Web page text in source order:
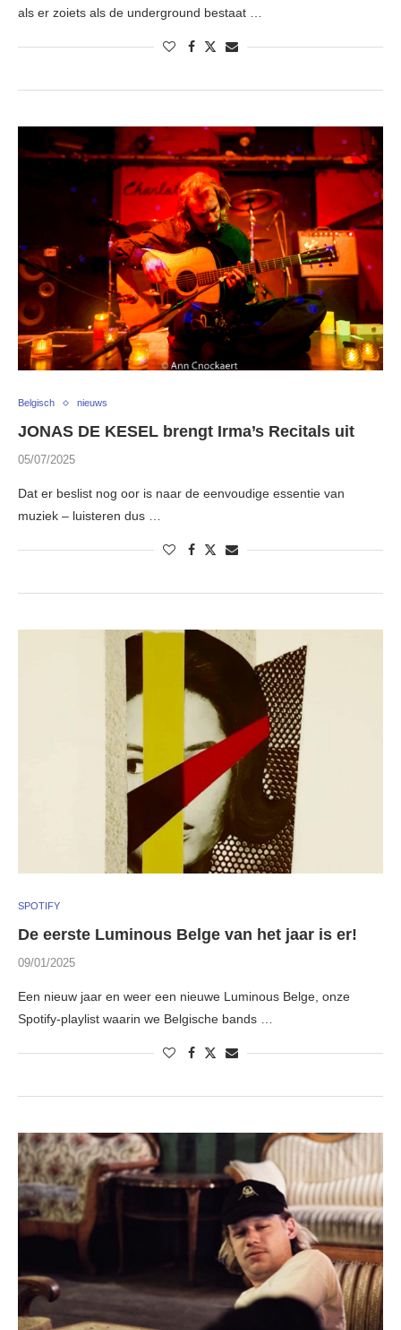
als er zoiets als de underground bestaat …
Belgisch nieuws
JONAS DE KESEL brengt Irma’s Recitals uit
05/07/2025
Dat er beslist nog oor is naar de eenvoudige essentie van
muziek – luisteren dus …
SPOTIFY
De eerste Luminous Belge van het jaar is er!
09/01/2025
Een nieuw jaar en weer een nieuwe Luminous Belge, onze
Spotify-playlist waarin we Belgische bands …